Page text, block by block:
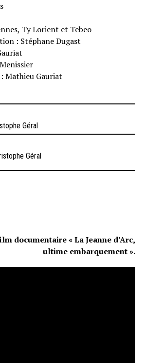
Ty Lorient et Tebeo
: Stéphane Dugast
Mathieu Gauriat
Géral
Géral
documentaire « La Jeanne d’Arc,
ultime embarquement ».